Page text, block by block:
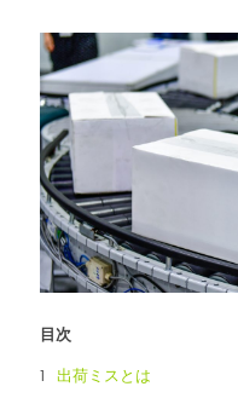
目次
出荷ミスとは